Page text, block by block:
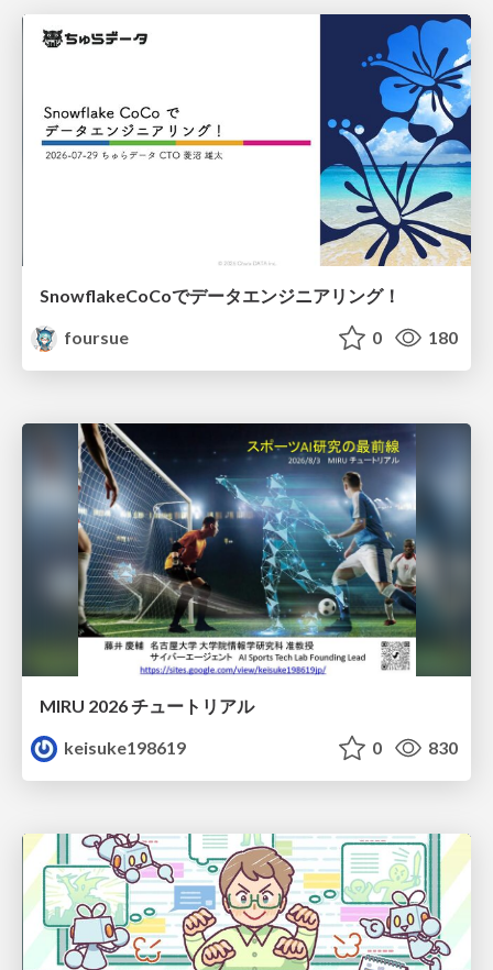
SnowflakeCoCoでデータエンジニアリング！
foursue
0 180
MIRU 2026 チュートリアル
keisuke198619
0 830